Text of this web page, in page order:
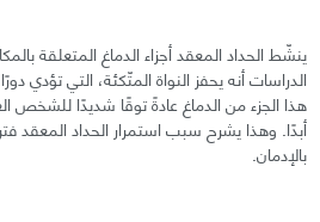
ينشّط الحداد المعقد أجزاء الدماغ المتعلقة
الدراسات أنه يحفز النواة المتّكئة، التي تؤدي
هذا الجزء من الدماغ عادةً توقًا شديدًا للشخص
أبدًا. وهذا يشرح سبب استمرار الحداد المعقد
بالإدمان.